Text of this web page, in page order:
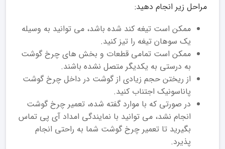
مراحل زیر انجام دهید:
ممکن است تیغه کند شده باشد، می توانید به وسیله
یک سوهان تیغه را تیز کنید.
ممکن است تمامی قطعات و بخش های چرخ گوشت
به درستی به یکدیگر متصل نشده باشند.
از ریختن حجم زیادی از گوشت در داخل چرخ گوشت
پاناسونیک اجتناب کنید.
در صورتی که با موارد گفته شده، تعمیر چرخ گوشت
انجام نشد، می توانید با نمایندگی امداد آی پی تماس
بگیرید تا تعمیر چرخ گوشت شما به راحتی انجام
پذیرد.